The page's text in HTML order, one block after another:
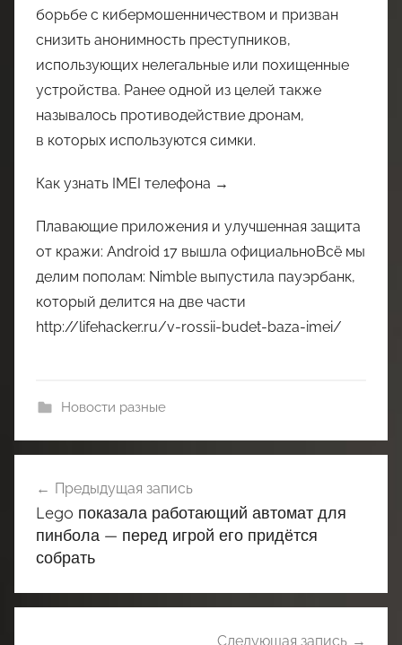
борьбе с кибермошенничеством и призван
снизить анонимность преступников,
использующих нелегальные или похищенные
устройства. Ранее одной из целей также
называлось противодействие дронам,
в которых используются симки.
Как узнать IMEI телефона →
Плавающие приложения и улучшенная защита
от кражи: Android 17 вышла официальноВсё мы
делим пополам: Nimble выпустила пауэрбанк,
который делится на две части
http://lifehacker.ru/v-rossii-budet-baza-imei/
Новости разные
по
записям
Предыдущая запись
Lego показала работающий автомат для
пинбола — перед игрой его придётся
собрать
Следующая запись